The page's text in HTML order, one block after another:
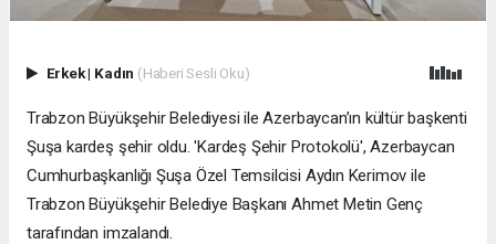
Erkek| Kadın (Haberi Sesli Oku)
Trabzon Büyükşehir Belediyesi ile Azerbaycan’ın kültür başkenti
Şuşa kardeş şehir oldu. 'Kardeş Şehir Protokolü', Azerbaycan
Cumhurbaşkanlığı Şuşa Özel Temsilcisi Aydın Kerimov ile
Trabzon Büyükşehir Belediye Başkanı Ahmet Metin Genç
tarafından imzalandı.